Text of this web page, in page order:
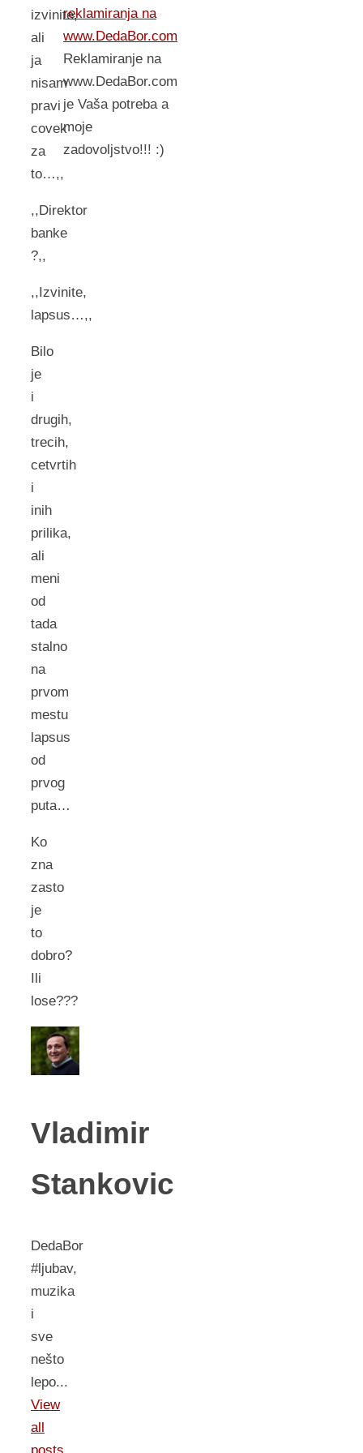
izvinite,
ali
ja
nisam
pravi
covek
za
to…,,
,,Direktor
banke
?,,
,,Izvinite,
lapsus…,,
Bilo
je
i
drugih,
trecih,
cetvrtih
i
inih
prilika,
ali
meni
od
tada
stalno
na
prvom
mestu
lapsus
od
prvog
puta…
Ko
zna
zasto
je
to
dobro?
Ili
lose???
Vladimir
Stankovic
DedaBor
#ljubav,
muzika
i
sve
nešto
lepo...
View
all
reklamiranja na
www.DedaBor.com
Reklamiranje na
www.DedaBor.com
je Vaša potreba a
moje
zadovoljstvo!!! :)